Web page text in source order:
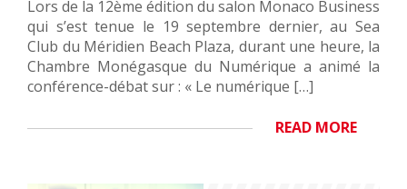
Lors de la 12ème édition du salon Monaco Business
qui s’est tenue le 19 septembre dernier, au Sea
Club du Méridien Beach Plaza, durant une heure, la
Chambre Monégasque du Numérique a animé la
conférence-débat sur : « Le numérique […]
READ MORE